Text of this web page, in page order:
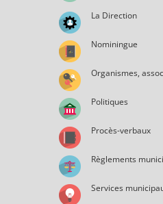
La Direction
Nominingue
Organismes,
Politiques
Procès-verbaux
Règlements
Services